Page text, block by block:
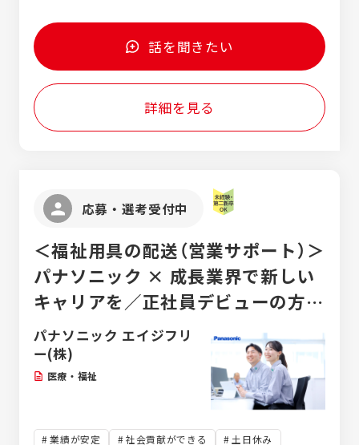
ートを巡回すること、所内の自動車の制限速
度は20km/hから40km/hに設定されている
こと、さらに作業車両が最優先されることか
ら、大型自動車の運転が初めての方でも安心
万円～570万円 30代 570万円～650万円 40
代 650万円～710万円 ※上記金額は新卒採
用者の一例です。あくまでモデル年収となり
OKです。 ◎U・Iターン歓迎！
話を聞きたい
詳細を見る
応募・選考受付中
＜福祉用具の配送（営業サポート）＞
パナソニック × 成長業界で新しい
キャリアを／正社員デビューの方歓
迎！
パナソニック エイジフリ
ー(株)
医療・福祉
業績が安定 社会貢献ができる 土日休み